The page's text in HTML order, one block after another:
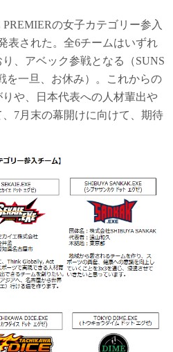
の女子カテゴリー参入
表された。全6チームはいずれ
、アベック参戦となる（SUNS
を一旦、お休み）。これからの
や、日本代表への人材輩出や
7月末の幕開けに向けて、期待